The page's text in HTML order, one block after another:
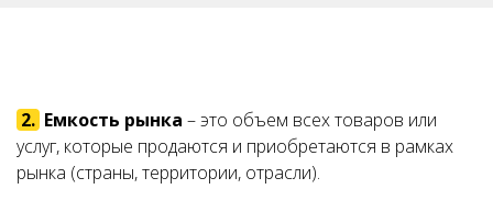
2. Емкость рынка – это объем всех товаров или
услуг, которые продаются и приобретаются в рамках
рынка (страны, территории, отрасли).